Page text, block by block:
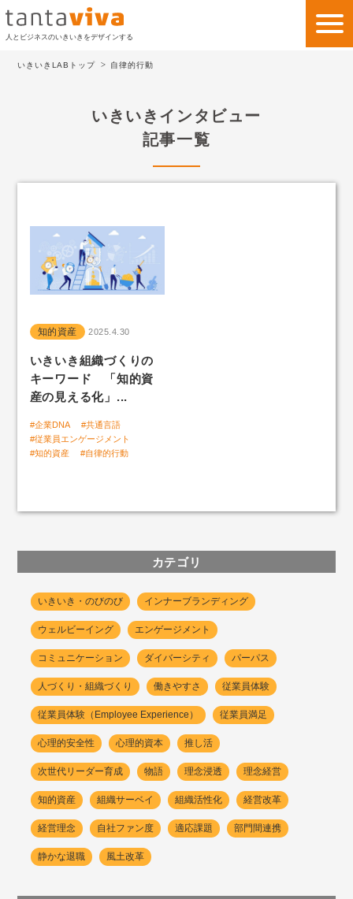
人とビジネスのいきいきをデザインする
私たちの考え方
私たちのビジネス
いきいきLAB
お問い合わせ
「自社ファン度」組織サーベイ
いきいきLABトップ
いきいきLABトップ 自律的行動
いきいきインタビュー
記事一覧
知的資産 2025.4.30
いきいき組織づくりの
キーワード 「知的資
産の見える化」...
#企業DNA
#共通言語
#従業員エンゲージメント
#知的資産
#自律的行動
カテゴリ
いきいき・のびのび インナーブランディング
ウェルビーイング エンゲージメント
コミュニケーション ダイバーシティ パーパス
人づくり・組織づくり 働きやすさ 従業員体験
従業員体験（Employee Experience） 従業員満足
心理的安全性 心理的資本 推し活
次世代リーダー育成 物語 理念浸透 理念経営
知的資産 組織サーベイ 組織活性化 経営改革
経営理念 自社ファン度 適応課題 部門間連携
静かな退職 風土改革